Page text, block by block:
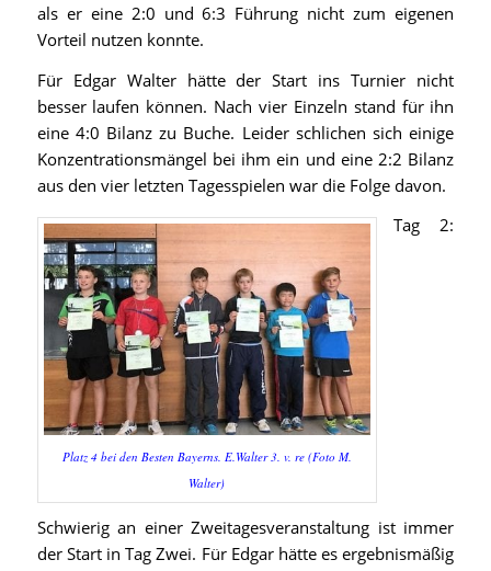
als er eine 2:0 und 6:3 Führung nicht zum eigenen
Vorteil nutzen konnte.
Für Edgar Walter hätte der Start ins Turnier nicht
besser laufen können. Nach vier Einzeln stand für ihn
eine 4:0 Bilanz zu Buche. Leider schlichen sich einige
Konzentrationsmängel bei ihm ein und eine 2:2 Bilanz
aus den vier letzten Tagesspielen war die Folge davon.
Platz 4 bei den Besten Bayerns. E.Walter 3. v. re (Foto M.
Walter)
Tag 2:
Schwierig an einer Zweitagesveranstaltung ist immer
der Start in Tag Zwei. Für Edgar hätte es ergebnismäßig